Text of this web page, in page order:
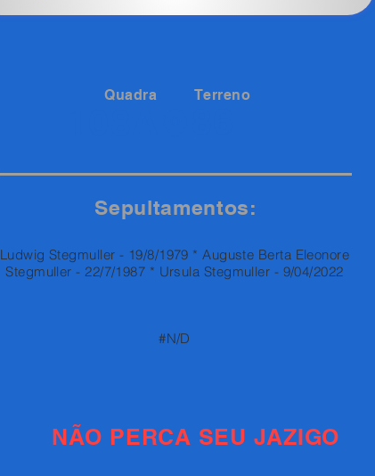
Quadra Terreno
Sepultamentos:
Ludwig Stegmuller - 19/8/1979 * Auguste Berta Eleonore
Stegmuller - 22/7/1987 * Ursula Stegmuller - 9/04/2022
#N/D
NÃO PERCA SEU JAZIGO